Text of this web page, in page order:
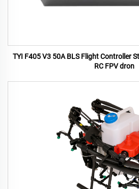
TYI F405 V3 50A BLS Flight Controller
RC FPV dron